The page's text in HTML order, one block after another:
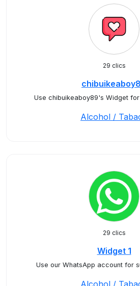
29 clics
Use chibuikeaboy89's Widget
Alcohol /
29 clics
Widget 1
Use our WhatsApp account for
Alcohol /